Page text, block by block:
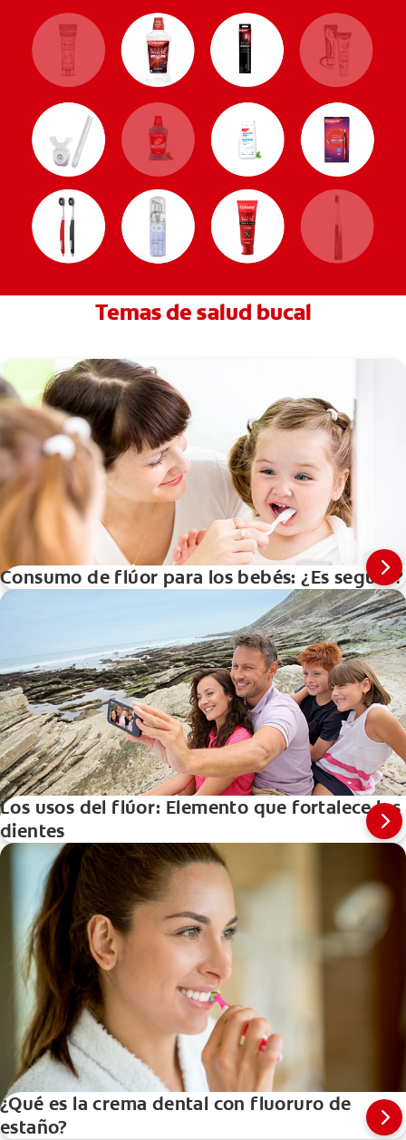
Temas de salud bucal
Consumo de flúor para los bebés: ¿Es seguro?
Los usos del flúor: Elemento que fortalece los
dientes
¿Qué es la crema dental con fluoruro de
estaño?